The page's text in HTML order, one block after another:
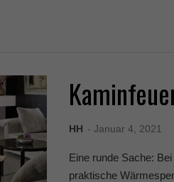
HH - Januar 4, 2021
Eine runde Sache:
praktische